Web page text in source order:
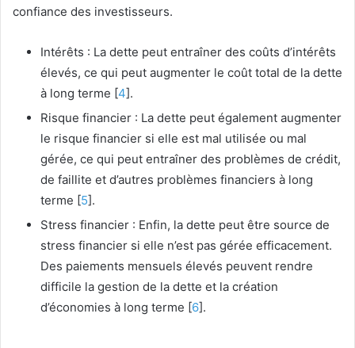
confiance des investisseurs.
Intérêts : La dette peut entraîner des coûts d’intérêts
élevés, ce qui peut augmenter le coût total de la dette
à long terme [4].
Risque financier : La dette peut également augmenter
le risque financier si elle est mal utilisée ou mal
gérée, ce qui peut entraîner des problèmes de crédit,
de faillite et d’autres problèmes financiers à long
terme [5].
Stress financier : Enfin, la dette peut être source de
stress financier si elle n’est pas gérée efficacement.
Des paiements mensuels élevés peuvent rendre
difficile la gestion de la dette et la création
d’économies à long terme [6].